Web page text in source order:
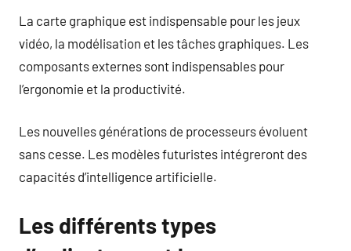
La carte graphique est indispensable pour les jeux
vidéo, la modélisation et les tâches graphiques. Les
composants externes sont indispensables pour
l’ergonomie et la productivité.
Les nouvelles générations de processeurs évoluent
sans cesse. Les modèles futuristes intégreront des
capacités d’intelligence artificielle.
Les différents types